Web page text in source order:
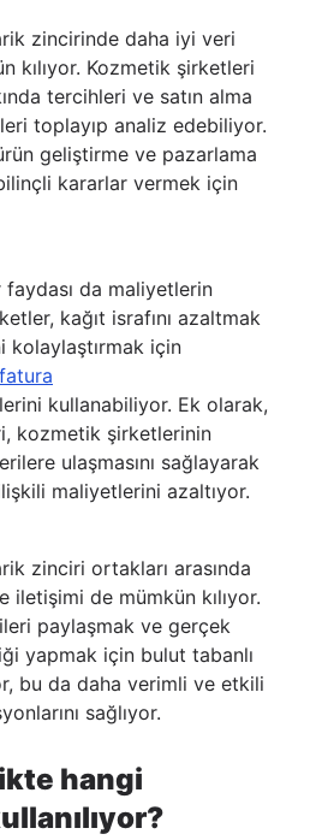
zincirinde daha iyi veri
kılıyor. Kozmetik şirketleri
tercihleri ve satın alma
toplayıp analiz edebiliyor.
geliştirme ve pazarlama
kararlar vermek için
da maliyetlerin
kağıt israfını azaltmak
kolaylaştırmak için
fatura
kullanabiliyor. Ek olarak,
kozmetik şirketlerinin
ulaşmasını sağlayarak
maliyetlerini azaltıyor.
zinciri ortakları arasında
de mümkün kılıyor.
paylaşmak ve gerçek
yapmak için bulut tabanlı
bu da daha verimli ve etkili
sağlıyor.
hangi